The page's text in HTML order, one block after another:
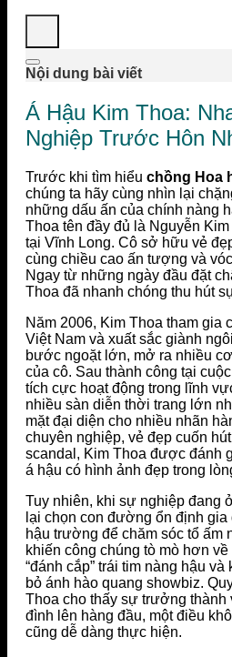
Nội dung bài viết
Á Hậu Kim Thoa:
Nghiệp Trước Hôn
Trước khi tìm hiểu chồng Hoa
chúng ta hãy cùng nhìn lại
những dấu ấn của chính nàng
Thoa tên đầy đủ là Nguyễn
tại Vĩnh Long. Cô sở hữu vẻ
cùng chiều cao ấn tượng và
Ngay từ những ngày đầu đặt
Thoa đã nhanh chóng thu hút
Năm 2006, Kim Thoa tham gia
Việt Nam và xuất sắc giành
bước ngoặt lớn, mở ra nhiều
của cô. Sau thành công tại
tích cực hoạt động trong lĩnh
nhiều sàn diễn thời trang lớn
mặt đại diện cho nhiều nhãn
chuyên nghiệp, vẻ đẹp cuốn
scandal, Kim Thoa được đánh
á hậu có hình ảnh đẹp trong
Tuy nhiên, khi sự nghiệp đang
lại chọn con đường ổn định
hậu trường để chăm sóc tổ ấm
khiến công chúng tò mò hơn
“đánh cắp” trái tim nàng hậu
bỏ ánh hào quang showbiz.
Thoa cho thấy sự trưởng thành
đình lên hàng đầu, một điều
cũng dễ dàng thực hiện.